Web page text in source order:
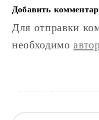
Добавить
Для отправки
необходимо